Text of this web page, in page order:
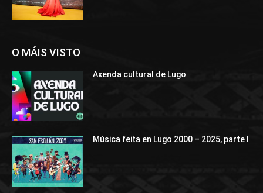
O MÁIS VISTO
Axenda cultural de Lugo
Música feita en Lugo 2000 – 2025, parte I